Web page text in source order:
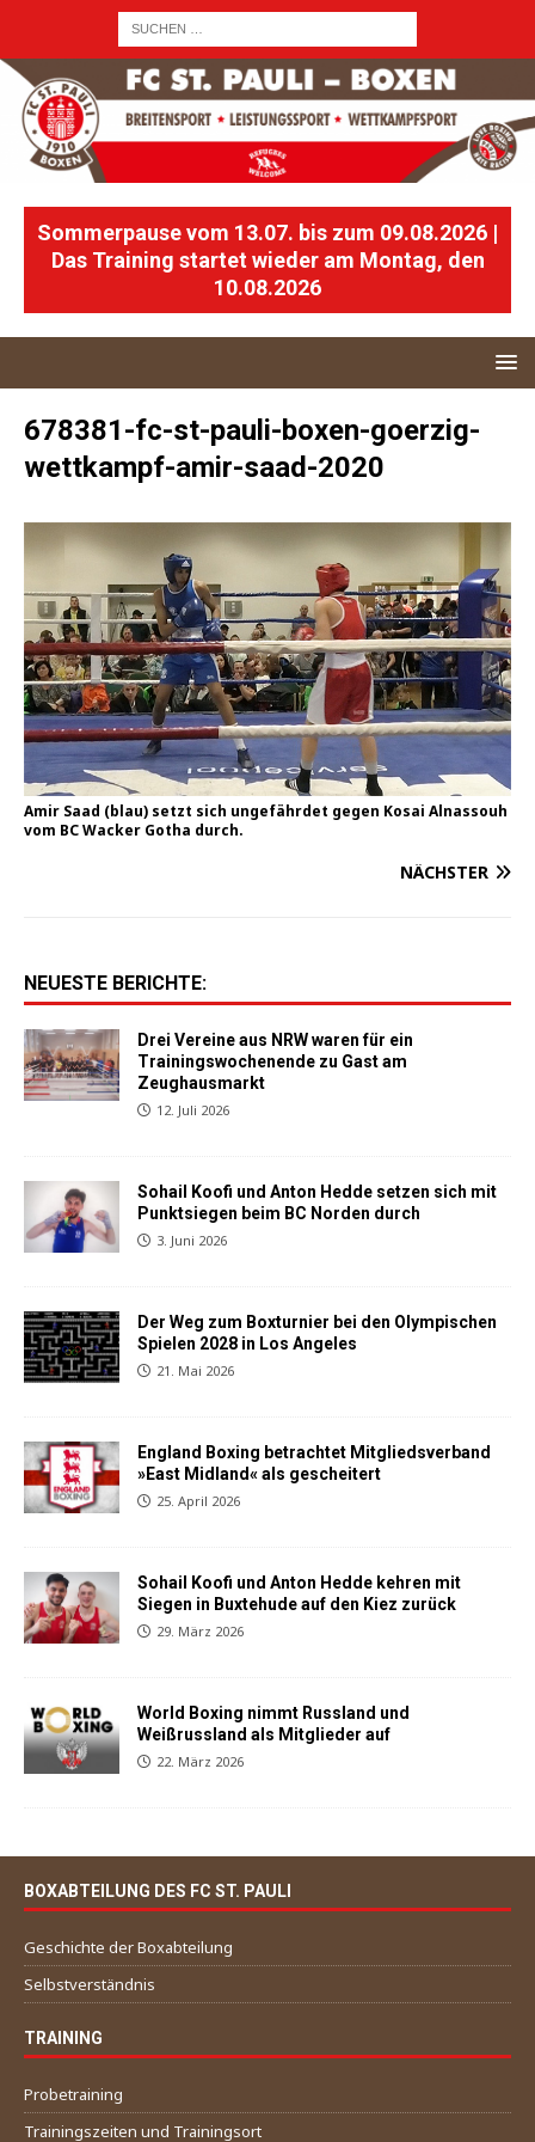
Sommerpause vom 13.07. bis zum 09.08.2026 |
Das Training startet wieder am Montag, den
10.08.2026
678381-fc-st-pauli-boxen-goerzig-
wettkampf-amir-saad-2020
Amir Saad (blau) setzt sich unge­fähr­det gegen Kosai Alnas­so­uh
vom BC Wacker Gotha durch.
NÄCHSTER
NEUESTE BERICHTE:
Drei Vereine aus NRW waren für ein
Trainingswochenende zu Gast am
Zeughausmarkt
12. Juli 2026
Sohail Koofi und Anton Hedde setzen sich mit
Punktsiegen beim BC Norden durch
3. Juni 2026
Der Weg zum Boxturnier bei den Olympischen
Spielen 2028 in Los Angeles
21. Mai 2026
England Boxing betrachtet Mitgliedsverband
»East Midland« als gescheitert
25. April 2026
Sohail Koofi und Anton Hedde kehren mit
Siegen in Buxtehude auf den Kiez zurück
29. März 2026
World Boxing nimmt Russland und
Weißrussland als Mitglieder auf
22. März 2026
BOXABTEILUNG DES FC ST. PAULI
Geschichte der Boxabteilung
Selbstverständnis
TRAINING
Probetraining
Trainingszeiten und Trainingsort